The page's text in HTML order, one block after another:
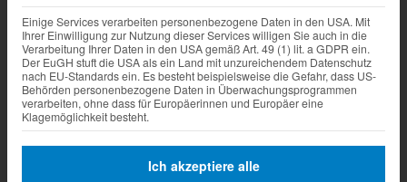
Einige Services verarbeiten personenbezogene Daten in den USA. Mit
Ihrer Einwilligung zur Nutzung dieser Services willigen Sie auch in die
Verarbeitung Ihrer Daten in den USA gemäß Art. 49 (1) lit. a GDPR ein.
Der EuGH stuft die USA als ein Land mit unzureichendem Datenschutz
nach EU-Standards ein. Es besteht beispielsweise die Gefahr, dass US-
Behörden personenbezogene Daten in Überwachungsprogrammen
verarbeiten, ohne dass für Europäerinnen und Europäer eine
Klagemöglichkeit besteht.
Ich akzeptiere alle